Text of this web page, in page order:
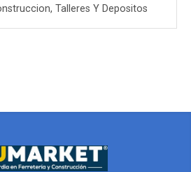
Talleres Y Depositos